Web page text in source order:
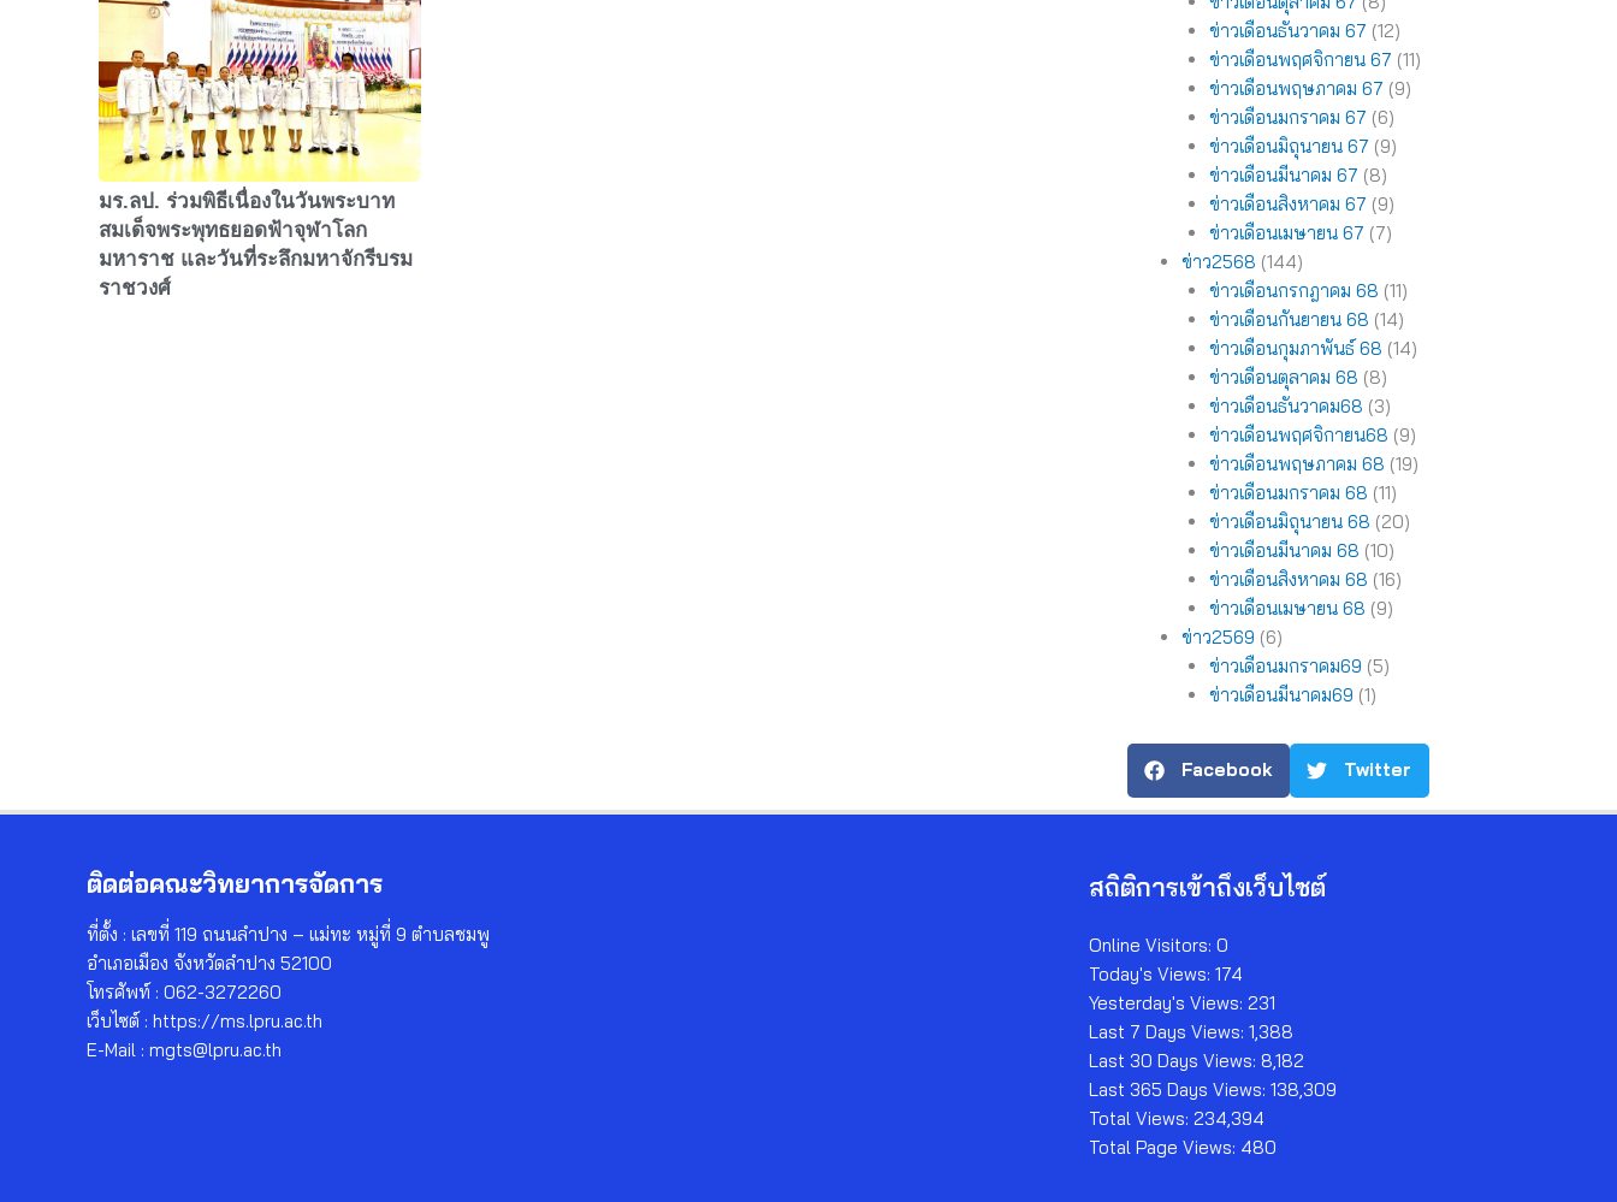
มร.ลป. ร่วมพิธีเนื่องในวันพระบาท
สมเด็จพระพุทธยอดฟ้าจุฬาโลก
มหาราช และวันที่ระลึกมหาจักรีบรม
ราชวงศ์
ข่าวเดือนธันวาคม 67 (12)
ข่าวเดือนพฤศจิกายน 67 (11)
ข่าวเดือนพฤษภาคม 67 (9)
ข่าวเดือนมกราคม 67 (6)
ข่าวเดือนมิถุนายน 67 (9)
ข่าวเดือนมีนาคม 67 (8)
ข่าวเดือนสิงหาคม 67 (9)
ข่าวเดือนเมษายน 67 (7)
ข่าว2568 (144)
ข่าวเดือนกรกฎาคม 68 (11)
ข่าวเดือนกันยายน 68 (14)
ข่าวเดือนกุมภาพันธ์ 68 (14)
ข่าวเดือนตุลาคม 68 (8)
ข่าวเดือนธันวาคม68 (3)
ข่าวเดือนพฤศจิกายน68 (9)
ข่าวเดือนพฤษภาคม 68 (19)
ข่าวเดือนมกราคม 68 (11)
ข่าวเดือนมิถุนายน 68 (20)
ข่าวเดือนมีนาคม 68 (10)
ข่าวเดือนสิงหาคม 68 (16)
ข่าวเดือนเมษายน 68 (9)
ข่าว2569 (6)
ข่าวเดือนมกราคม69 (5)
ข่าวเดือนมีนาคม69 (1)
Facebook Twitter
ติดต่อคณะวิทยาการจัดการ
ที่ตั้ง : เลขที่ 119 ถนนลำปาง – แม่ทะ หมู่ที่ 9 ตำบลชมพู
อำเภอเมือง จังหวัดลำปาง 52100
โทรศัพท์ : 062-3272260
เว็บไซต์ : https://ms.lpru.ac.th
E-Mail : mgts@lpru.ac.th
สถิติการเข้าถึงเว็บไซต์
Online Visitors:0
Today's Views:174
Yesterday's Views:231
Last 7 Days Views:1,388
Last 30 Days Views: 8,182
Last 365 Days Views:138,309
Total Views:234,394
Total Page Views: 480